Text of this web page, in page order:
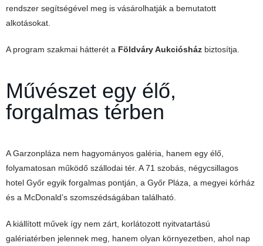
rendszer segítségével meg is vásárolhatják a bemutatott
alkotásokat.
A program szakmai hátterét a Földváry Aukciósház biztosítja.
Művészet egy élő,
forgalmas térben
A Garzonpláza nem hagyományos galéria, hanem egy élő,
folyamatosan működő szállodai tér. A 71 szobás, négycsillagos
hotel Győr egyik forgalmas pontján, a Győr Pláza, a megyei kórház
és a McDonald’s szomszédságában található.
A kiállított művek így nem zárt, korlátozott nyitvatartású
galériatérben jelennek meg, hanem olyan környezetben, ahol nap